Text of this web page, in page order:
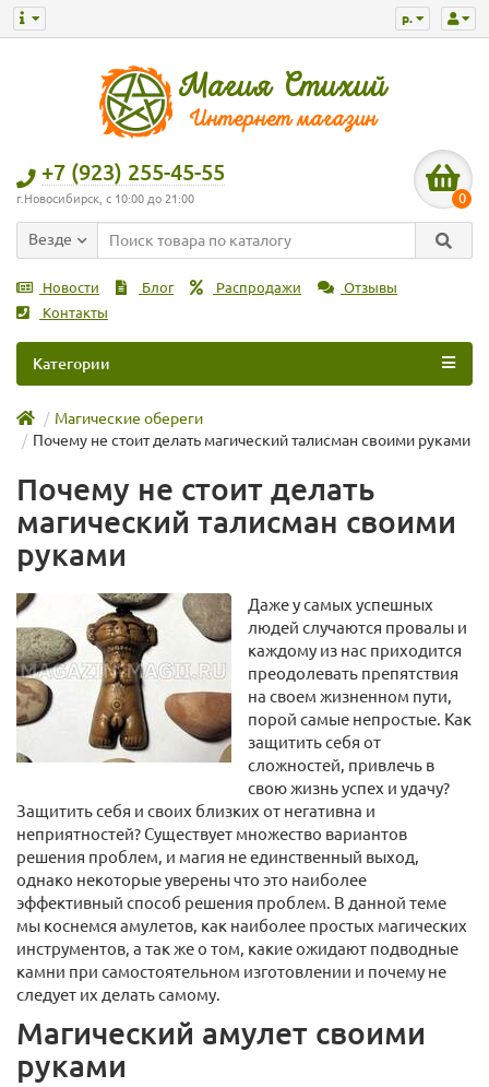
р.
+7 (923) 255-45-55
г.Новосибирск, с 10:00 до 21:00 0
Везде
Новости Блог Распродажи
Отзывы
Контакты
Категории
Магические обереги
Почему не стоит делать магический талисман своими руками
Почему не стоит делать
магический талисман своими
руками
Даже у самых успешных
людей случаются провалы и
каждому из нас приходится
преодолевать препятствия
на своем жизненном пути,
порой самые непростые. Как
защитить себя от
сложностей, привлечь в
свою жизнь успех и удачу?
Защитить себя и своих близких от негативна и
неприятностей? Существует множество вариантов
решения проблем, и магия не единственный выход,
однако некоторые уверены что это наиболее
эффективный способ решения проблем. В данной теме
мы коснемся амулетов, как наиболее простых магических
инструментов, а так же о том, какие ожидают подводные
камни при самостоятельном изготовлении и почему не
следует их делать самому.
Магический амулет своими
руками